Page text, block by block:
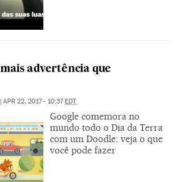
advertência que
| APR 22, 2017 - 10:37EDT
Google comemora no
mundo todo o Dia da Terra
com um Doodle: veja o que
você pode fazer